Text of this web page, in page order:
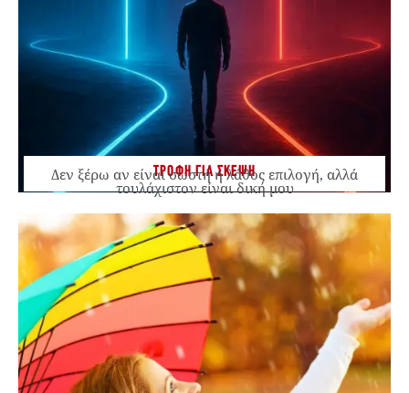
ΤΡΟΦΗ ΓΙΑ ΣΚΕΨΗ
Δεν ξέρω αν είναι σωστή ή λάθος επιλογή, αλλά
τουλάχιστον είναι δική μου